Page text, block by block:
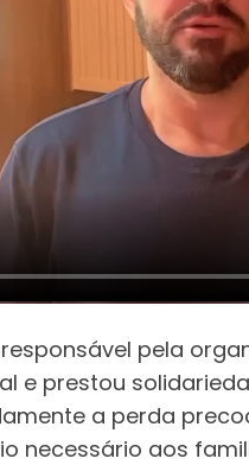
responsável pela
e prestou
a perda
necessário aos